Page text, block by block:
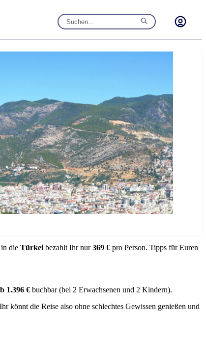
in die Türkei bezahlt Ihr nur369 € pro Person. Tipps für Euren
1.396 € buchbar (bei 2 Erwachsenen und 2 Kindern).
könnt die Reise also ohne schlechtes Gewissen genießen und